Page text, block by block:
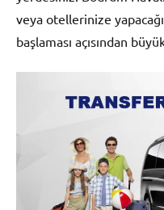
veya otellerinize
başlaması açısından